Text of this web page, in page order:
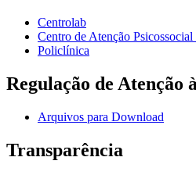
Centrolab
Centro de Atenção
Policlínica
Regulação de Atenção
Arquivos para Download
Transparência